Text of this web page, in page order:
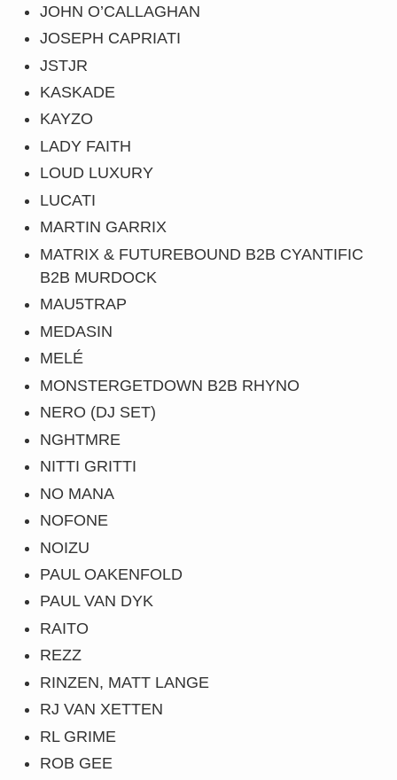
JOHN O’CALLAGHAN
JOSEPH CAPRIATI
JSTJR
KASKADE
KAYZO
LADY FAITH
LOUD LUXURY
LUCATI
MARTIN GARRIX
MATRIX & FUTUREBOUND B2B CYANTIFIC
B2B MURDOCK
MAU5TRAP
MEDASIN
MELÉ
MONSTERGETDOWN B2B RHYNO
NERO (DJ SET)
NGHTMRE
NITTI GRITTI
NO MANA
NOFONE
NOIZU
PAUL OAKENFOLD
PAUL VAN DYK
RAITO
REZZ
RINZEN, MATT LANGE
RJ VAN XETTEN
RL GRIME
ROB GEE